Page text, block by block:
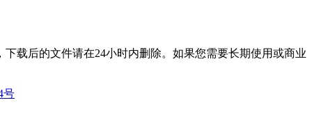
载后的文件请在24小时内删除。如果您需要长期使用或商业
号